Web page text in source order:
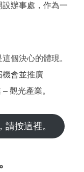
辦事處，作為一
個決心的體現。
機會並推廣
觀光產業。
按這裡。